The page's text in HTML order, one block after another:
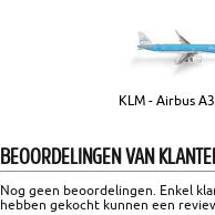
KLM - Airbus
BEOORDELINGEN VAN
Nog geen beoordelingen. Enkel
hebben gekocht kunnen een